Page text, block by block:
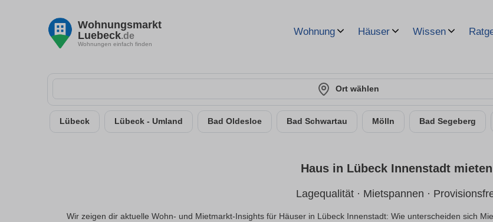
Wohnungsmarkt
Luebeck.de
Wohnungen einfach finden
Wohnung Häuser Wissen
Ort wählen
Lübeck Lübeck - Umland Bad Oldesloe Bad Schwartau Mölln Bad Segeberg
Haus in Lübeck Innenstadt mieten
Lagequalität · Mietspannen ·
Wir zeigen dir aktuelle Wohn- und Mietmarkt-Insights für Häuser in Lübeck Innenstadt: Wie unterscheiden sich